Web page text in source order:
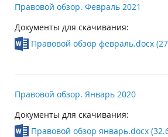
Правовой обзор. Февраль 2021
Документы для скачивания:
Правовой обзор февраль.docx
Правовой обзор. Январь 2020
Документы для скачивания:
Правовой обзор январь.docx